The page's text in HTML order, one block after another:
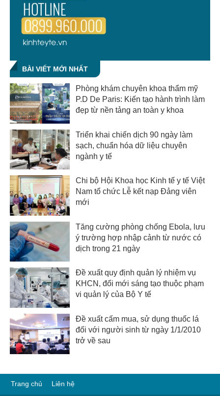
BÀI VIẾT MỚI NHẤT
Phòng khám chuyên khoa thẩm mỹ
P.D De Paris: Kiến tạo hành trình làm
đẹp từ nền tảng an toàn y khoa
Triển khai chiến dịch 90 ngày làm
sạch, chuẩn hóa dữ liệu chuyên
ngành y tế
Chi bộ Hội Khoa học Kinh tế y tế Việt
Nam tổ chức Lễ kết nạp Đảng viên
mới
Tăng cường phòng chống Ebola, lưu
ý trường hợp nhập cảnh từ nước có
dịch trong 21 ngày
Đề xuất quy định quản lý nhiệm vụ
KHCN, đổi mới sáng tạo thuộc phạm
vi quản lý của Bộ Y tế
Đề xuất cấm mua, sử dụng thuốc lá
đối với người sinh từ ngày 1/1/2010
trở về sau
Trang chủ Liên hệ